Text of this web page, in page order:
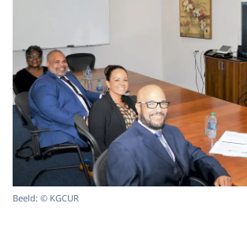
Beeld: © KGCUR